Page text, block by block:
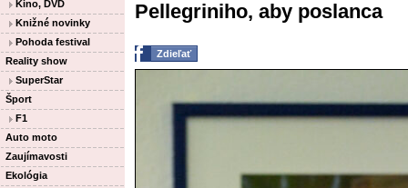
Kino, DVD
Knižné novinky
Pohoda festival
Reality show
SuperStar
Šport
F1
Auto moto
Zaujímavosti
Ekológia
Pellegriniho, aby poslanca
Zdieľať